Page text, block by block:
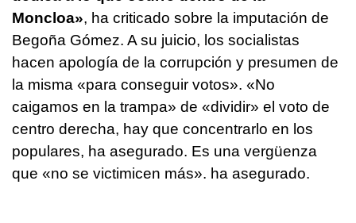
Moncloa», ha criticado sobre la imputación de
Begoña Gómez. A su juicio, los socialistas
hacen apología de la corrupción y presumen de
la misma «para conseguir votos». «No
caigamos en la trampa» de «dividir» el voto de
centro derecha, hay que concentrarlo en los
populares, ha asegurado. Es una vergüenza
que «no se victimicen más». ha asegurado.